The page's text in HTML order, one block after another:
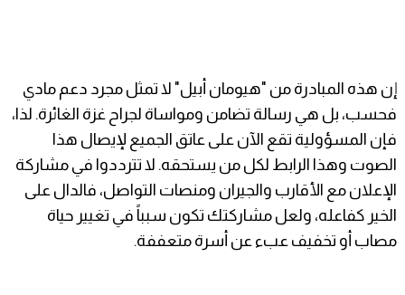
إن هذه المبادرة من "هيومان أبيل" لا تمثل مجرد دعم مادي
فحسب، بل هي رسالة تضامن ومواساة لجراح غزة الغائرة. لذا،
فإن المسؤولية تقع الآن على عاتق الجميع لإيصال هذا
الصوت وهذا الرابط لكل من يستحقه. لا تترددوا في مشاركة
الإعلان مع الأقارب والجيران ومنصات التواصل، فالدال على
الخير كفاعله، ولعل مشاركتك تكون سبباً في تغيير حياة
مصاب أو تخفيف عبء عن أسرة متعففة.